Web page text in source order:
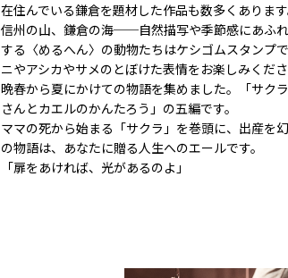
在住んでいる鎌倉を題材した作品も数多くあります
信州の山、鎌倉の海──自然描写や季節感にあふ
する〈めるへん〉の動物たちはケシゴムスタンプ
ニやアシカやサメのとぼけた表情をお楽しみくださ
晩春から夏にかけての物語を集めました。「サク
さんとカエルのかんたろう」の五編です。
ママの死から始まる「サクラ」を巻頭に、出産を
の物語は、あなたに贈る人生へのエールです。
「扉をあければ、光があるのよ」